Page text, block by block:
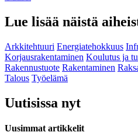
Lue lisää näistä
Arkkitehtuuri Energiatehokkuus
Korjausrakentaminen Koulutus ja
Rakennustuote Rakentaminen
Talous Työelämä
Uutisissa nyt
Uusimmat artikkelit